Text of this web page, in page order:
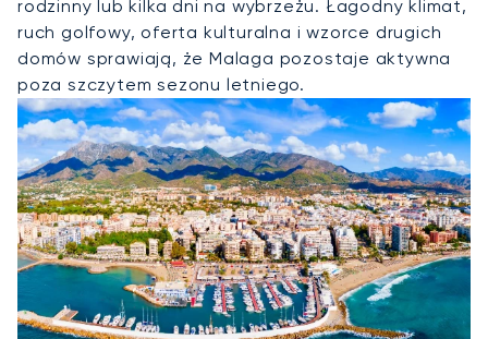
rodzinny lub kilka dni na wybrzeżu. Łagodny klimat,
ruch golfowy, oferta kulturalna i wzorce drugich
domów sprawiają, że Malaga pozostaje aktywna
poza szczytem sezonu letniego.